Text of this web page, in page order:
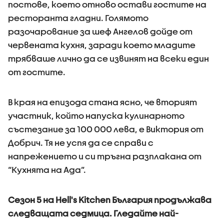
постове, което отново остави гостите на
ресторанта гладни. Голямото
разочарование за шеф Ангелов дойде от
червената кухня, заради което младите
трябваше лично да се извинят на всеки един
от гостите.
В края на епизода стана ясно, че вторият
участник, който напуска кулинарното
състезание за 100 000 лева, е Виктория от
Добрич. Тя не успя да се справи с
напрежението и си тръгна разплакана от
“Кухнята на Ада”.
Сезон 5 на Hell's Kitchen България продължава
следващата седмица. Гледайте най-